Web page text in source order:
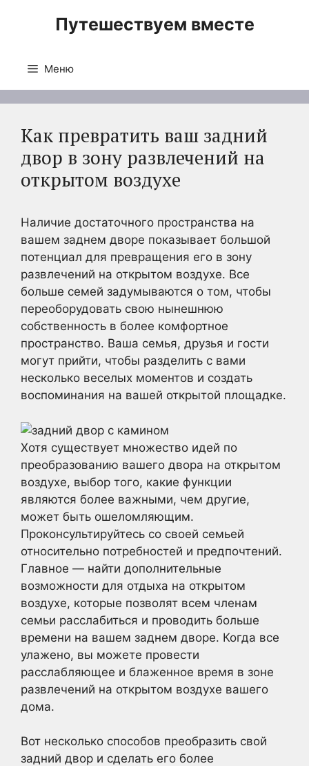
Путешествуем вместе
Меню
Как превратить ваш задний
двор в зону развлечений на
открытом воздухе
Наличие достаточного пространства на
вашем заднем дворе показывает большой
потенциал для превращения его в зону
развлечений на открытом воздухе. Все
больше семей задумываются о том, чтобы
переоборудовать свою нынешнюю
собственность в более комфортное
пространство. Ваша семья, друзья и гости
могут прийти, чтобы разделить с вами
несколько веселых моментов и создать
воспоминания на вашей открытой площадке.
Хотя существует множество идей по
преобразованию вашего двора на открытом
воздухе, выбор того, какие функции
являются более важными, чем другие,
может быть ошеломляющим.
Проконсультируйтесь со своей семьей
относительно потребностей и предпочтений.
Главное — найти дополнительные
возможности для отдыха на открытом
воздухе, которые позволят всем членам
семьи расслабиться и проводить больше
времени на вашем заднем дворе. Когда все
улажено, вы можете провести
расслабляющее и блаженное время в зоне
развлечений на открытом воздухе вашего
дома.
Вот несколько способов преобразить свой
задний двор и сделать его более